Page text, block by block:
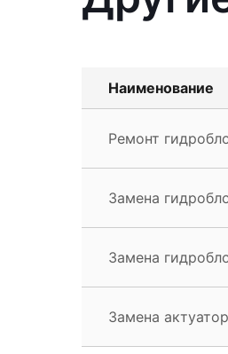
Наименование
Ремонт
Замена
Замена
Замена